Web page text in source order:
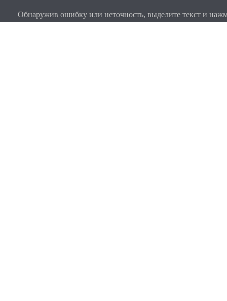
Обнаружив ошибку или неточность, выделите текст и